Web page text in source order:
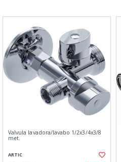
Valvula lavadora/lavabo 1/2x3/4x3/8
met.
ARTIC